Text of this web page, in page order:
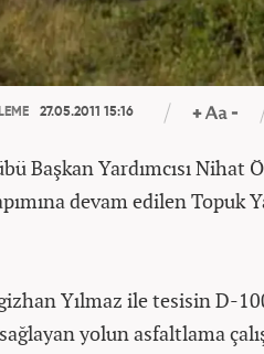
27.05.2011 15:16
Başkan Yardımcısı Nihat
devam edilen Topuk
Yılmaz ile tesisin D-
yolun asfaltlama